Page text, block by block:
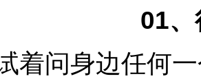
01
着问身边任何